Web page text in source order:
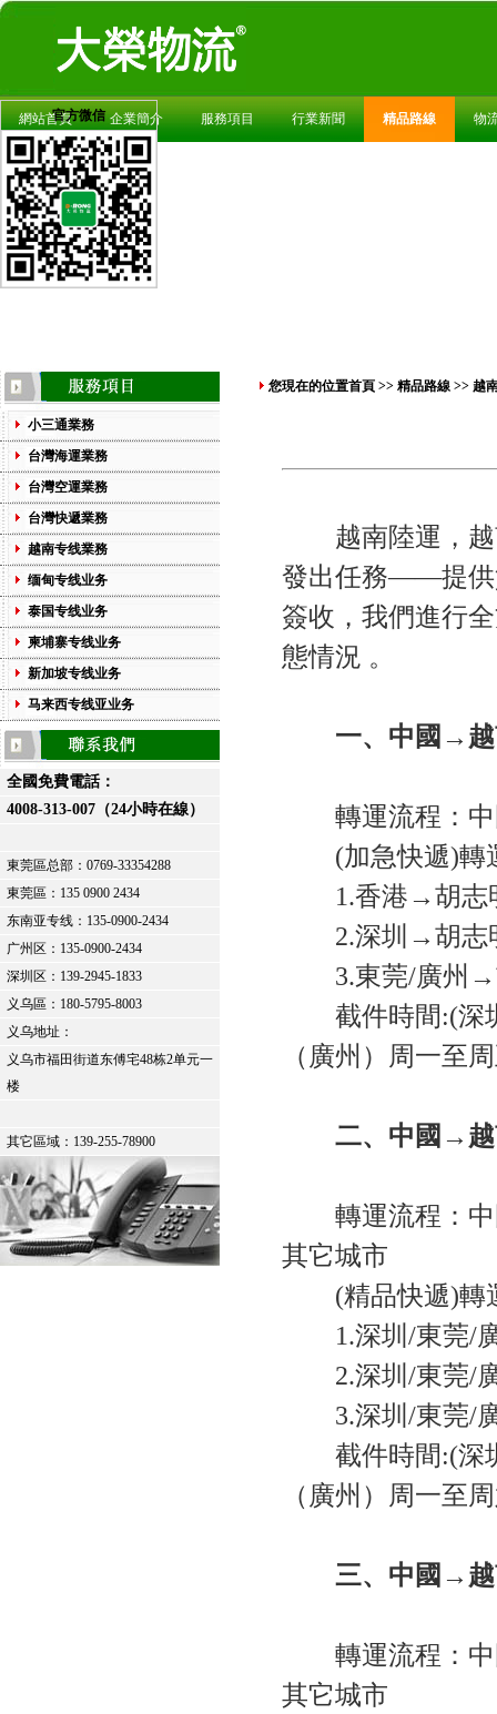
網站首頁 企業簡介 服務項目 行業新聞 精品路線 物
小三通業務
台灣海運業務
台灣空運業務
台灣快遞業務
越南专线業務
缅甸专线业务
泰国专线业务
柬埔寨专线业务
新加坡专线业务
马来西专线亚业务
全國免費電話：
4008-313-007（24小時在線）
東莞區总部： 0769-33354288
東莞區： 135 0900 2434
东南亚专线：135-0900-2434
广州区：135-0900-2434
深圳区：139-2945-1833
义乌區： 180-5795-8003
义乌地址：
义乌市福田街道东傅宅48栋2单元一
楼
其它區域：139-255-78900
您現在的位置首頁 >> 精品路線 >> 越
越南陸運，越
發出任務——提
簽收，我們進行
態情況 。
一、中國→
轉運流程：中
(加急快遞)轉
1.香港→胡志明
2.深圳→胡志明
3.東莞/廣州→
截件時間:(深圳
（廣州）周一至
二、中國→
轉運流程：中
其它城市
(精品快遞)轉
1.深圳/東莞/廣
2.深圳/東莞/廣
3.深圳/東莞/廣
截件時間:(深圳
（廣州）周一至
三、中國→
轉運流程：中
其它城市
官方微信